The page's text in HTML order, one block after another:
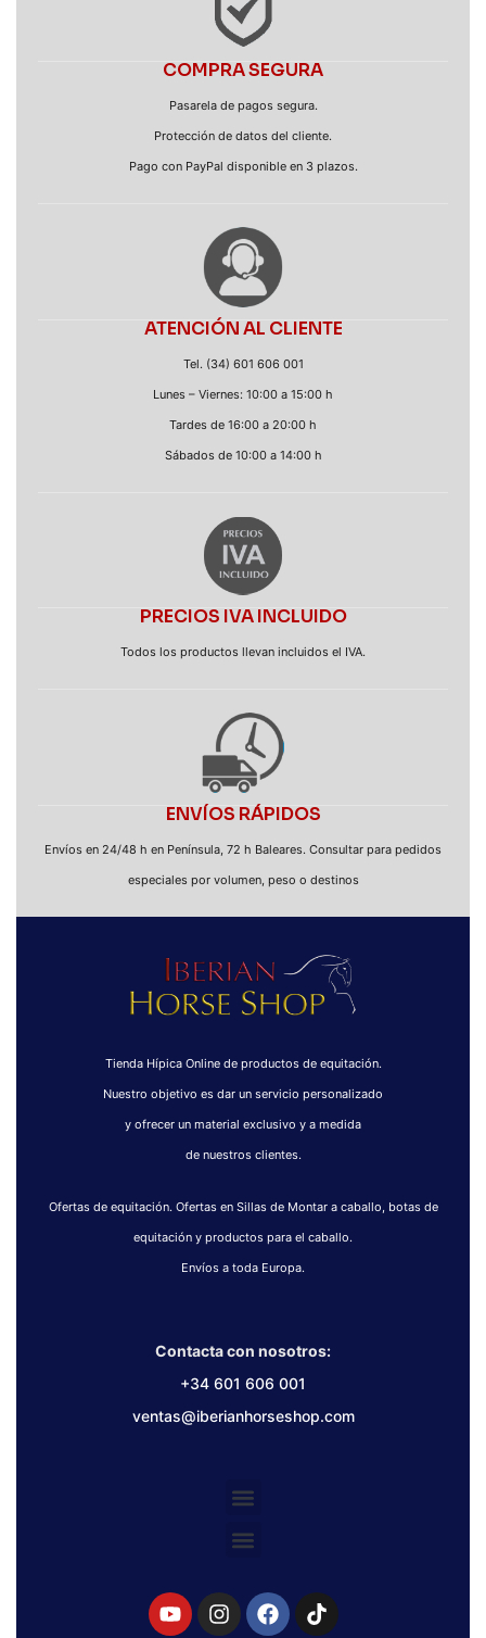
COMPRA SEGURA
Pasarela de pagos segura.
Protección de datos del cliente.
Pago con PayPal disponible en 3 plazos.
ATENCIÓN AL CLIENTE
Tel. (34) 601 606 001
Lunes – Viernes: 10:00 a 15:00 h
Tardes de 16:00 a 20:00 h
Sábados de 10:00 a 14:00 h
PRECIOS IVA INCLUIDO
Todos los productos llevan incluidos el IVA.
ENVÍOS RÁPIDOS
Envíos en 24/48 h en Península, 72 h Baleares. Consultar para pedidos
especiales por volumen, peso o destinos
Tienda Hípica Online de productos de equitación.
Nuestro objetivo es dar un servicio personalizado
y ofrecer un material exclusivo y a medida
de nuestros clientes.
Ofertas de equitación. Ofertas en Sillas de Montar a caballo, botas de
equitación y productos para el caballo.
Envíos a toda Europa.
Contacta con nosotros:
+34 601 606 001
ventas@iberianhorseshop.com